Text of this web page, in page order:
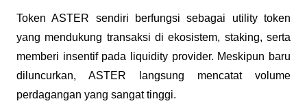
Token ASTER sendiri berfungsi sebagai utility token
yang mendukung transaksi di ekosistem, staking, serta
memberi insentif pada liquidity provider. Meskipun baru
diluncurkan, ASTER langsung mencatat volume
perdagangan yang sangat tinggi.